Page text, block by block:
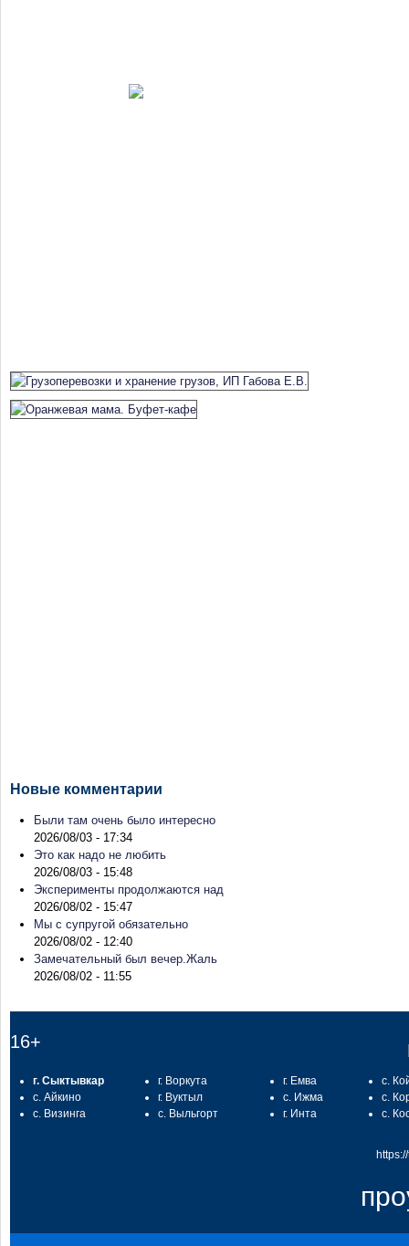
Новые комментарии
Были там очень было интересно
2026/08/03 - 17:34
Это как надо не любить
2026/08/03 - 15:48
Эксперименты продолжаются над
2026/08/02 - 15:47
Мы с супругой обязательно
2026/08/02 - 12:40
Замечательный был вечер.Жаль
2026/08/02 - 11:55
16+
г. Сыктывкар
с. Айкино
с. Визинга
г. Воркута
г. Вуктыл
с. Выльгорт
г. Емва
с. Ижма
г. Инта
с.
с.
с.